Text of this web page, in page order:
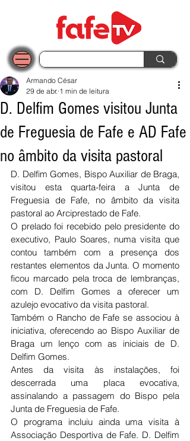
D. Delfim Gomes visitou Junta
de Freguesia de Fafe e AD Fafe
no âmbito da visita pastoral
Armando César
29 de abr. 1 min de leitura
D. Delfim Gomes, Bispo Auxiliar de Braga,
visitou esta quarta-feira a Junta de
Freguesia de Fafe, no âmbito da visita
pastoral ao Arciprestado de Fafe.
O prelado foi recebido pelo presidente do
executivo, Paulo Soares, numa visita que
contou também com a presença dos
restantes elementos da Junta. O momento
ficou marcado pela troca de lembranças,
com D. Delfim Gomes a oferecer um
azulejo evocativo da visita pastoral.
Também o Rancho de Fafe se associou à
iniciativa, oferecendo ao Bispo Auxiliar de
Braga um lenço com as iniciais de D.
Delfim Gomes.
Antes da visita às instalações, foi
descerrada uma placa evocativa,
assinalando a passagem do Bispo pela
Junta de Freguesia de Fafe.
O programa incluiu ainda uma visita à
Associação Desportiva de Fafe. D. Delfim